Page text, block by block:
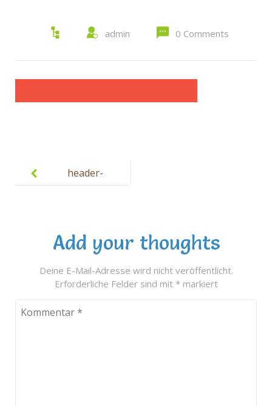
admin 0 Comments
navigation
header-
Add your thoughts
Deine E-Mail-Adresse wird nicht veröffentlicht.
Erforderliche Felder sind mit *markiert